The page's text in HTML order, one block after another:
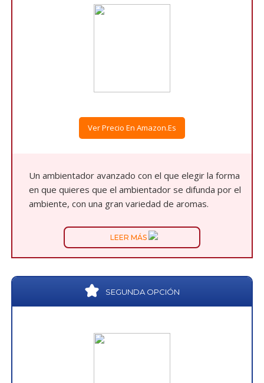
Ver Precio En Amazon.es
Un ambientador avanzado con el que elegir la forma
en que quieres que el ambientador se difunda por el
ambiente, con una gran variedad de aromas.
LEER MÁS
SEGUNDA OPCIÓN